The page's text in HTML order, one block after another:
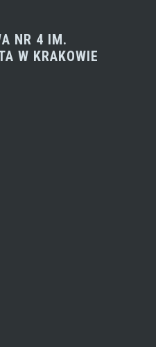
NR 4 IM.
W KRAKOWIE